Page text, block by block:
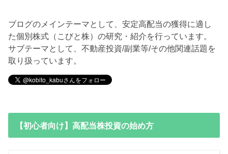
ブログのメインテーマとして、安定高配当の獲得に適し
た個別株式（こびと株）の研究・紹介を行っています。
サブテーマとして、不動産投資/副業等/その他関連話題を
取り扱っています。
【初心者向け】高配当株投資の始め方